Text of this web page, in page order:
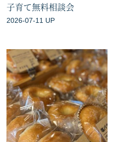
子育て無料相談会
2026-07-11 UP